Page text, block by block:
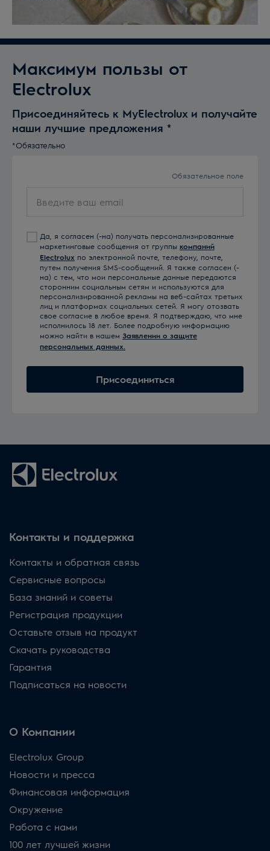
Максимум пользы от
Electrolux
Присоединяйтесь к MyElectrolux и получайте
наши лучшие предложения *
*Обязательно
Обязательное поле
ваш
Да, я согласен (-на) получать персонализированные
маркетинговые сообщения от группы компаний
Electrolux по электронной почте, телефону, почте,
путем получения SMS-сообщений. Я также согласен (-
на) с тем, что мои персональные данные передаются
сторонним социальным сетям и используются для
персонализированной рекламы на веб-сайтах третьих
лиц и платформах социальных сетей. Я могу отозвать
свое согласие в любое время. Я подтверждаю, что мне
исполнилось 18 лет. Более подробную информацию
можно найти в нашем Заявлении о защите
персональных данных.
Присоединиться
Контакты и поддержка
Контакты и обратная связь
Сервисные вопросы
База знаний и советы
Регистрация продукции
Оставьте отзыв на продукт
Скачать руководства
Гарантия
Подписаться на новости
О Компании
Electrolux Group
Новости и пресса
Финансовая информация
Окружение
Работа с нами
100 лет лучшей жизни